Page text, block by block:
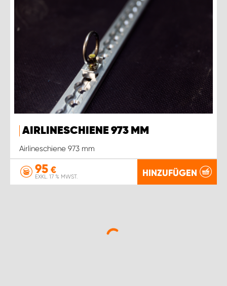
AIRLINESCHIENE 973 MM
Airlineschiene 973 mm
95 €
EXKL. 17 % MWST. HINZUFÜGEN